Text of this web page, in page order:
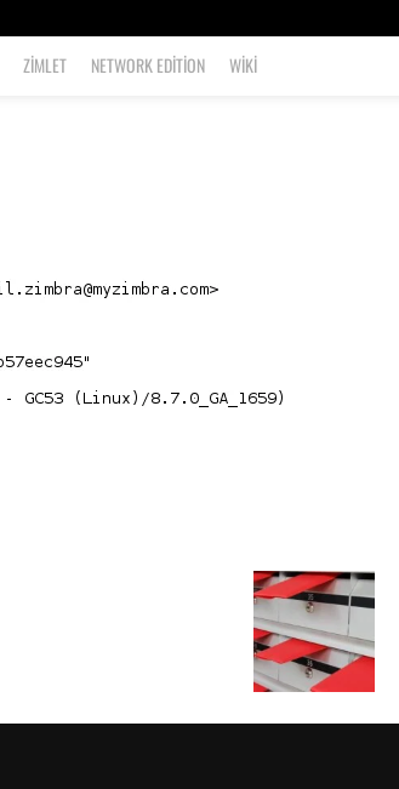
ZIMLET NETWORK EDITION WIKI